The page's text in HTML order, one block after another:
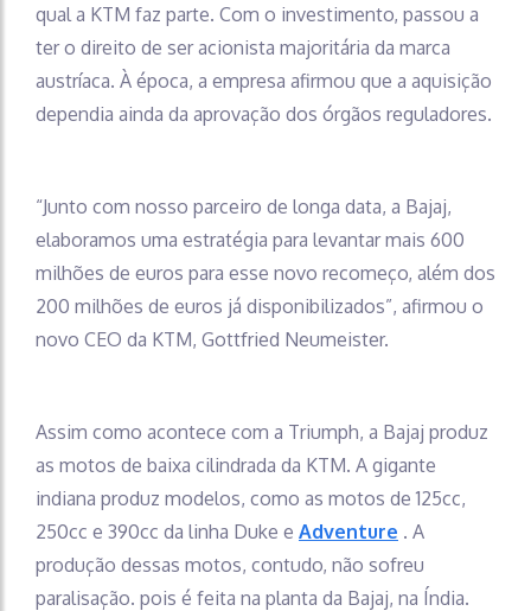
qual a KTM faz parte. Com o investimento, passou a
ter o direito de ser acionista majoritária da marca
austríaca. À época, a empresa afirmou que a aquisição
dependia ainda da aprovação dos órgãos reguladores.
“Junto com nosso parceiro de longa data, a Bajaj,
elaboramos uma estratégia para levantar mais 600
milhões de euros para esse novo recomeço, além dos
200 milhões de euros já disponibilizados”, afirmou o
novo CEO da KTM, Gottfried Neumeister.
Assim como acontece com a Triumph, a Bajaj produz
as motos de baixa cilindrada da KTM. A gigante
indiana produz modelos, como as motos de 125cc,
250cc e 390cc da linha Duke e Adventure . A
produção dessas motos, contudo, não sofreu
paralisação. pois é feita na planta da Bajaj, na Índia.